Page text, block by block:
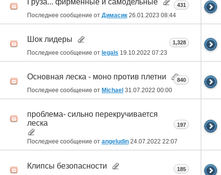
Груза... фирменные и самодельные
Последнее сообщение от Димасик 26.01.2023 08:44
431
Шок лидеры
Последнее сообщение от legals 19.10.2022 07:23
1,328
Основная леска - моно против плетни
Последнее сообщение от Michael 31.07.2022 00:00
840
проблема- сильно перекручивается
леска
Последнее сообщение от angeludin 24.07.2022 22:07
197
Клипсы безопасности 185